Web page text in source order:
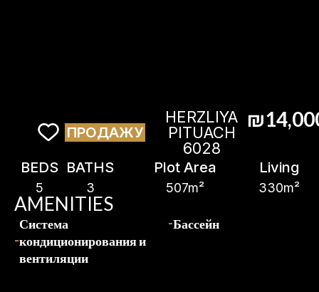
ПРОДАЖУ
HERZLIYA
PITUACH
6028
BEDS
5
BATHS
3
Plot Area
507m²
Living
330m²
AMENITIES
Система
кондиционирования и
вентиляции
Бассейн